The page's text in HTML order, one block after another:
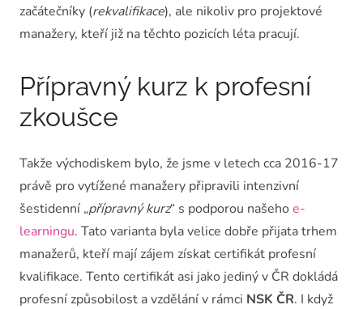
začátečníky (rekvalifikace), ale nikoliv pro projektové
manažery, kteří již na těchto pozicích léta pracují.
Přípravný kurz k profesní
zkoušce
Takže východiskem bylo, že jsme v letech cca 2016-17
právě pro vytížené manažery připravili intenzivní
šestidenní „přípravný kurz“ s podporou našehoe-
learningu. Tato varianta byla velice dobře přijata trhem
manažerů, kteří mají zájem získat certifikát profesní
kvalifikace. Tento certifikát asi jako jediný v ČR dokládá
profesní způsobilost a vzdělání v rámci NSK ČR. I když